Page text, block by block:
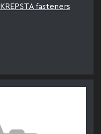
fasteners